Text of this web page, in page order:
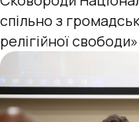
спільно з
релігійної
миробудівництва»